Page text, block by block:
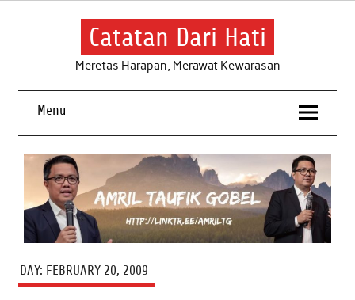
Skip
Catatan Dari Hati
Meretas Harapan, Merawat Kewarasan
Menu
DAY: FEBRUARY 20, 2009